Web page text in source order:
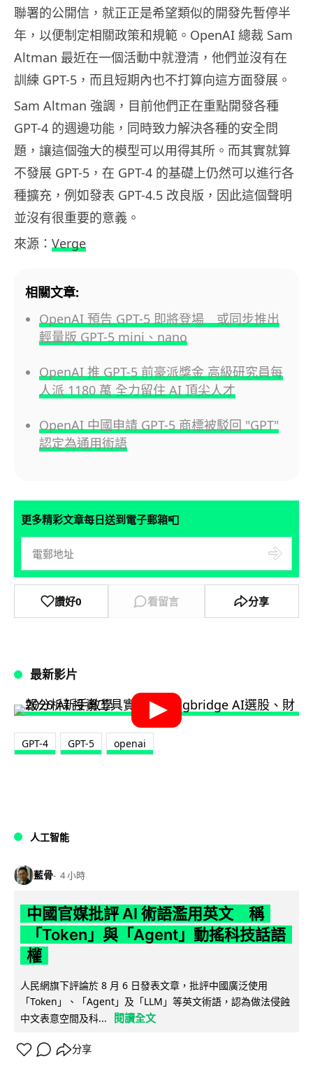
聯署的公開信，就正正是希望類似的開發先暫停半
年，以便制定相關政策和規範。OpenAI 總裁 Sam
Altman 最近在一個活動中就澄清，他們並沒有在
訓練 GPT-5，而且短期內也不打算向這方面發展。
Sam Altman 強調，目前他們正在重點開發各種
GPT-4 的週邊功能，同時致力解決各種的安全問
題，讓這個強大的模型可以用得其所。而其實就算
不發展 GPT-5，在 GPT-4 的基礎上仍然可以進行各
種擴充，例如發表 GPT-4.5 改良版，因此這個聲明
並沒有很重要的意義。
來源： Verge
相關文章:
OpenAI 預告 GPT-5 即將登場 或同步推出
輕量版 GPT-5 mini、nano
OpenAI 推 GPT-5 前豪派獎金 高級研究員每
人派 1180 萬 全力留住 AI 頂尖人才
OpenAI 中國申請 GPT-5 商標被駁回 "GPT"
認定為通用術語
更多精彩文章每日送到電子郵箱📮
讚好0 看留言 分享
最新影片
GPT-4 GPT-5 openai
人工智能
藍骨 4 小時
中國官媒批評 AI 術語濫用英文 稱
「Token」與「Agent」動搖科技話語
權
人民網旗下評論於 8 月 6 日發表文章，批評中國廣泛使用
「Token」、「Agent」及「LLM」等英文術語，認為做法侵蝕
中文表意空間及科...
閱讀全文
分享